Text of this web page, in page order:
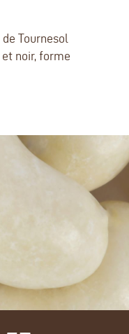
Tournesol
noir, forme